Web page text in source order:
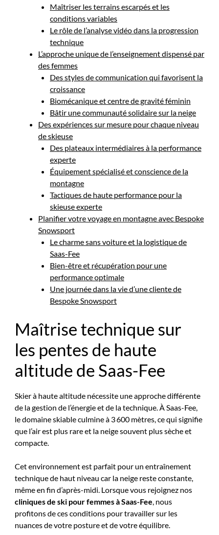
Maîtriser les terrains escarpés et les
conditions variables
Le rôle de l’analyse vidéo dans la progression
technique
L’approche unique de l’enseignement dispensé par
des femmes
Des styles de communication qui favorisent la
croissance
Biomécanique et centre de gravité féminin
Bâtir une communauté solidaire sur la neige
Des expériences sur mesure pour chaque niveau
de skieuse
Des plateaux intermédiaires à la performance
experte
Équipement spécialisé et conscience de la
montagne
Tactiques de haute performance pour la
skieuse experte
Planifier votre voyage en montagne avec Bespoke
Snowsport
Le charme sans voiture et la logistique de
Saas-Fee
Bien-être et récupération pour une
performance optimale
Une journée dans la vie d’une cliente de
Bespoke Snowsport
Maîtrise technique sur
les pentes de haute
altitude de Saas-Fee
Skier à haute altitude nécessite une approche différente
de la gestion de l’énergie et de la technique. À Saas-Fee,
le domaine skiable culmine à 3 600 mètres, ce qui signifie
que l’air est plus rare et la neige souvent plus sèche et
compacte.
Cet environnement est parfait pour un entraînement
technique de haut niveau car la neige reste constante,
même en fin d’après-midi. Lorsque vous rejoignez nos
cliniques de ski pour femmes à Saas-Fee , nous
profitons de ces conditions pour travailler sur les
nuances de votre posture et de votre équilibre.